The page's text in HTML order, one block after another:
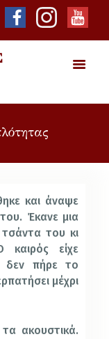
και άναψε
Έκανε μια
του κι
καιρός είχε
δεν πήρε το
μέχρι
ακουστικά.